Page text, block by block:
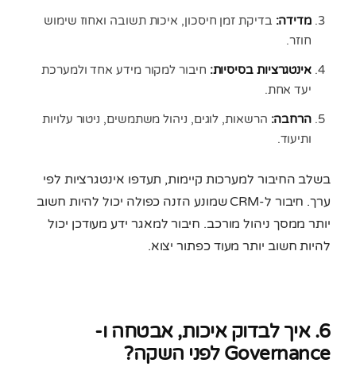
מדידה: בדיקת זמן חיסכון, איכות תשובה ואחוז שימוש
חוזר.
אינטגרציות בסיסיות: חיבור למקור מידע אחד ולמערכת
יעד אחת.
הרחבה: הרשאות, לוגים, ניהול משתמשים, ניטור עלויות
ותיעוד.
בשלב החיבור למערכות קיימות, תעדפו אינטגרציות לפי
ערך. חיבור ל-CRM שמונע הזנה כפולה יכול להיות חשוב
יותר ממסך ניהול מורכב. חיבור למאגר ידע מעודכן יכול
להיות חשוב יותר מעוד כפתור יצוא.
6. איך לבדוק איכות, אבטחה ו-
Governance לפני השקה?